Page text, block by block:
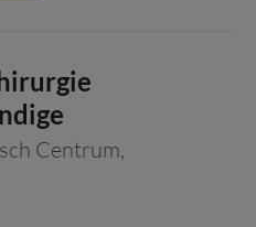
Centrum,